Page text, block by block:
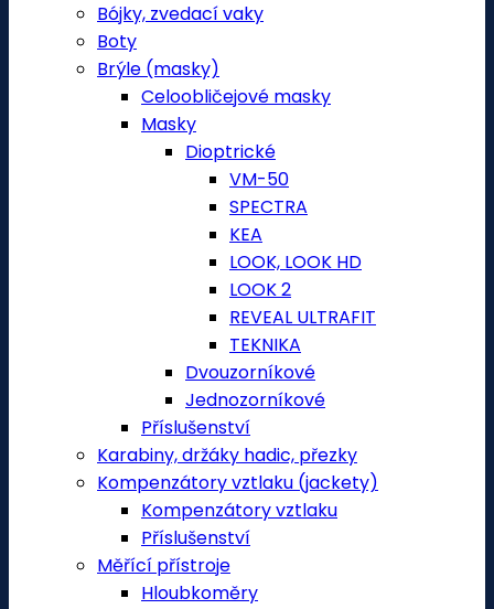
Bójky, zvedací vaky
Boty
Brýle (masky)
Celoobličejové masky
Masky
Dioptrické
VM-50
SPECTRA
KEA
LOOK, LOOK HD
LOOK 2
REVEAL ULTRAFIT
TEKNIKA
Dvouzorníkové
Jednozorníkové
Příslušenství
Karabiny, držáky hadic, přezky
Kompenzátory vztlaku (jackety)
Kompenzátory vztlaku
Příslušenství
Měřící přístroje
Hloubkoměry